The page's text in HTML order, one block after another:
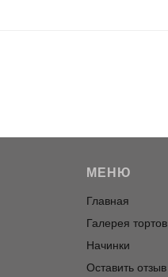
МЕНЮ
Главная
Галерея тортов
Начинки
Оставить отзыв